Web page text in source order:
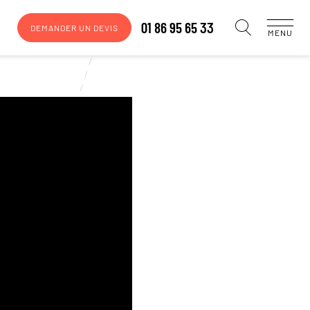
DEMANDER UN DEVIS 01 86 95 65 33 MENU